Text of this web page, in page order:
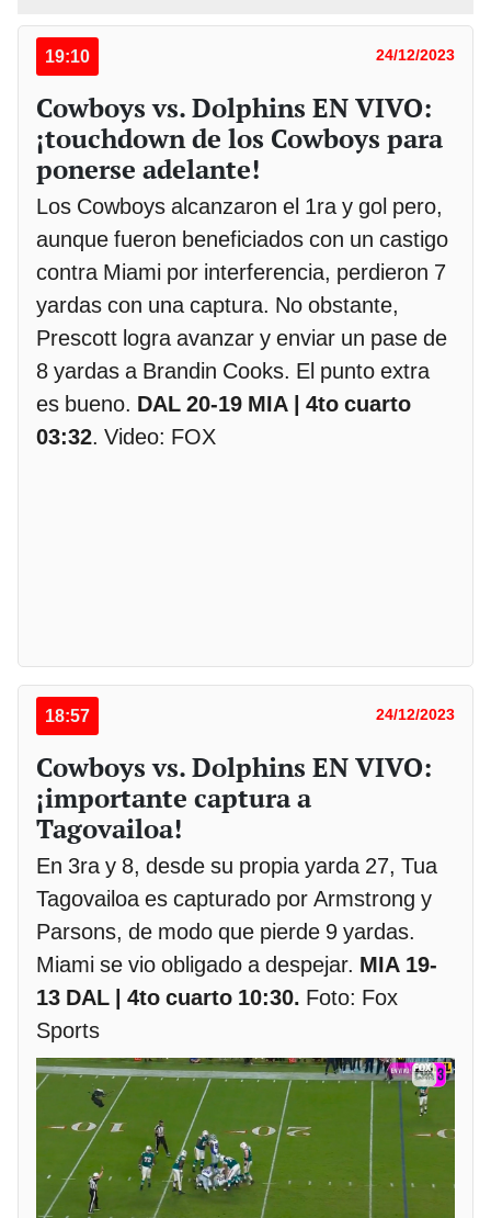
19:10 24/12/2023
Cowboys vs. Dolphins EN VIVO:
¡touchdown de los Cowboys para
ponerse adelante!
Los Cowboys alcanzaron el 1ra y gol pero,
aunque fueron beneficiados con un castigo
contra Miami por interferencia, perdieron 7
yardas con una captura. No obstante,
Prescott logra avanzar y enviar un pase de
8 yardas a Brandin Cooks. El punto extra
es bueno. DAL 20-19 MIA | 4to cuarto
03:32. Video: FOX
18:57 24/12/2023
Cowboys vs. Dolphins EN VIVO:
¡importante captura a
Tagovailoa!
En 3ra y 8, desde su propia yarda 27, Tua
Tagovailoa es capturado por Armstrong y
Parsons, de modo que pierde 9 yardas.
Miami se vio obligado a despejar. MIA 19-
13 DAL | 4to cuarto 10:30. Foto: Fox
Sports